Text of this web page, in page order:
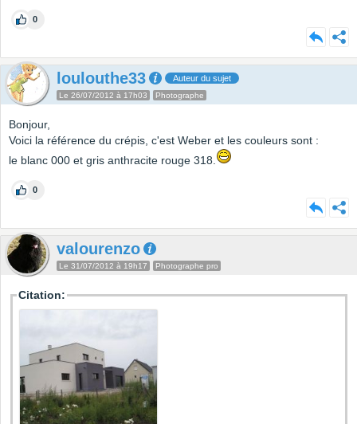
0
loulouthe33 Auteur du sujet
Le 26/07/2012 à 17h03 Photographe
Bonjour,
Voici la référence du crépis, c'est Weber et les couleurs sont :
le blanc 000 et gris anthracite rouge 318.
0
valourenzo
Le 31/07/2012 à 19h17 Photographe pro
Citation: